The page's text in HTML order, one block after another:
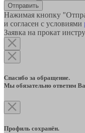
Отправить
Нажимая кнопку
и согласен с условиями
Заявка на прокат
Спасибо за обращение.
Мы обязательно ответим
Профиль сохранён.